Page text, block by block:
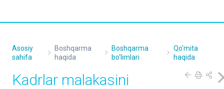
Asosiy
sahifa
Boshqarma
haqida
Boshqarma
bo'limlari
Qo'mita
haqida
Kаdrlаr malakasini